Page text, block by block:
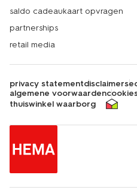
saldo cadeaukaart opvragen
partnerships
retail media
privacy statementdisclaimer
algemene voorwaarden
thuiswinkel waarborg